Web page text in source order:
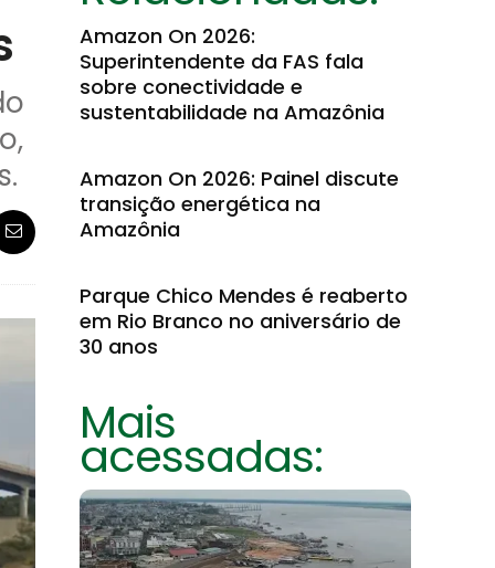
Amazon On 2026:
Superintendente da FAS fala
sobre conectividade e
sustentabilidade na Amazônia
Amazon On 2026: Painel discute
transição energética na
Amazônia
Parque Chico Mendes é reaberto
em Rio Branco no aniversário de
30 anos
Mais
acessadas: